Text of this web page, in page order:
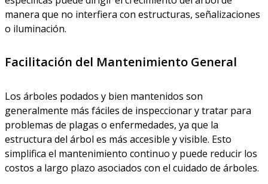
manera que no interfiera con estructuras, señalizaciones
o iluminación.
Facilitación del Mantenimiento General
Los árboles podados y bien mantenidos son
generalmente más fáciles de inspeccionar y tratar para
problemas de plagas o enfermedades, ya que la
estructura del árbol es más accesible y visible. Esto
simplifica el mantenimiento continuo y puede reducir los
costos a largo plazo asociados con el cuidado de árboles.